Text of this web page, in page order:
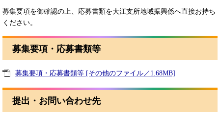
募集要項を御確認の上、応募書類を大江支所地域振興係へ直接お持ち
ください。
募集要項・応募書類等
募集要項・応募書類等 [その他のファイル／1.68MB]
提出・お問い合わせ先